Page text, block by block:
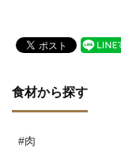
食材から探す
#肉